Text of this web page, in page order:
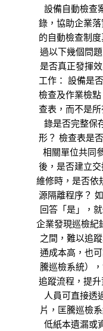
設備自動檢查
錄，協助企業
的自動檢查制
過以下幾個問
是否真正發揮
工作： 設備是
檢查及作業檢
查表，而不是
錄是否完整保
形？ 檢查表是
相關單位共同
後，是否建立
維修時，是否依
源隔離程序？
回答「是」，
企業發現巡檢紀
之間，難以追
通成本高，也
騰巡檢系統）
追蹤流程，提
人員可直接透
片，匡騰巡檢
低紙本遺漏或